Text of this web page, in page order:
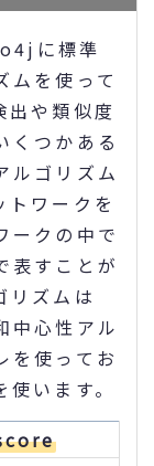
に標準
ムを使って
出や類似度
くつかある
ルゴリズム
トワークを
ークの中で
表すことが
リズムは
中心性アル
を使ってお
います。